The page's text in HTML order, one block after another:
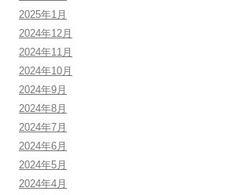
2025年1月
2024年12月
2024年11月
2024年10月
2024年9月
2024年8月
2024年7月
2024年6月
2024年5月
2024年4月